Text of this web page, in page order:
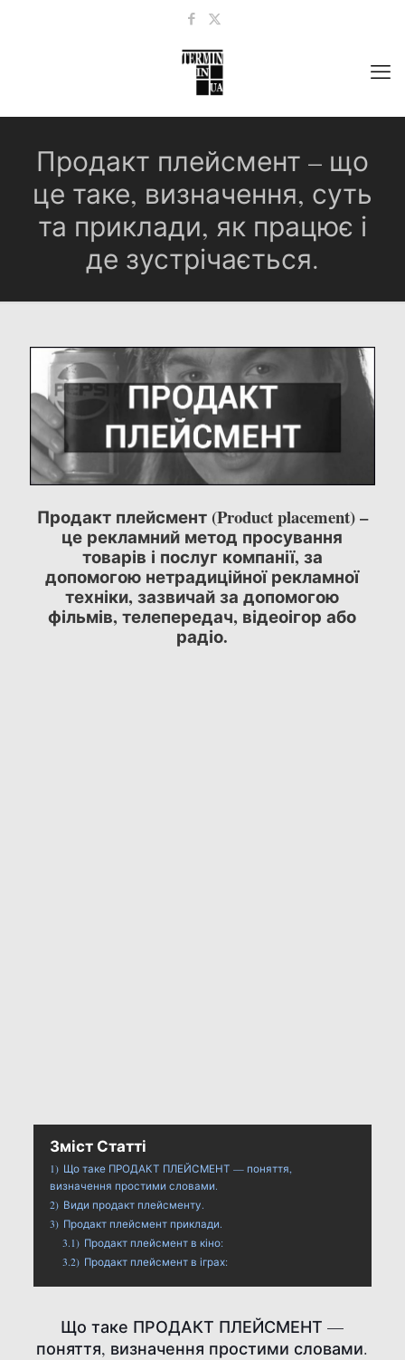
Продакт плейсмент – що
це таке, визначення, суть
та приклади, як працює і
де зустрічається.
Продакт плейсмент (Product placement) –
це рекламний метод просування
товарів і послуг компанії, за
допомогою нетрадиційної рекламної
техніки, зазвичай за допомогою
фільмів, телепередач, відеоігор або
радіо.
Зміст Статті
1) Що таке ПРОДАКТ ПЛЕЙСМЕНТ — поняття,
визначення простими словами.
2) Види продакт плейсменту.
3) Продакт плейсмент приклади.
3.1) Продакт плейсмент в кіно:
3.2) Продакт плейсмент в іграх:
Що таке ПРОДАКТ ПЛЕЙСМЕНТ —
поняття, визначення простими словами.